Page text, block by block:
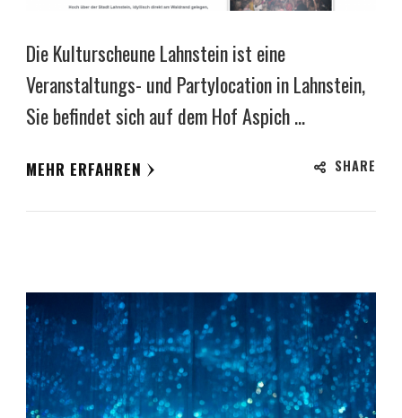
Die Kulturscheune Lahnstein ist eine
Veranstaltungs- und Partylocation in Lahnstein,
Sie befindet sich auf dem Hof Aspich …
MEHR ERFAHREN SHARE